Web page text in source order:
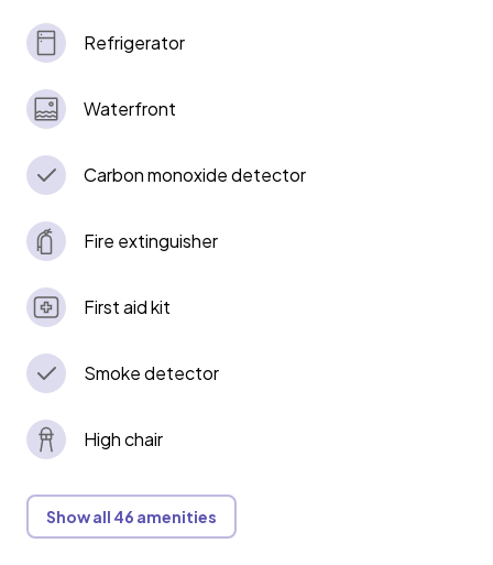
Refrigerator
Waterfront
Carbon monoxide detector
Fire extinguisher
First aid kit
Smoke detector
High chair
Show all 46 amenities